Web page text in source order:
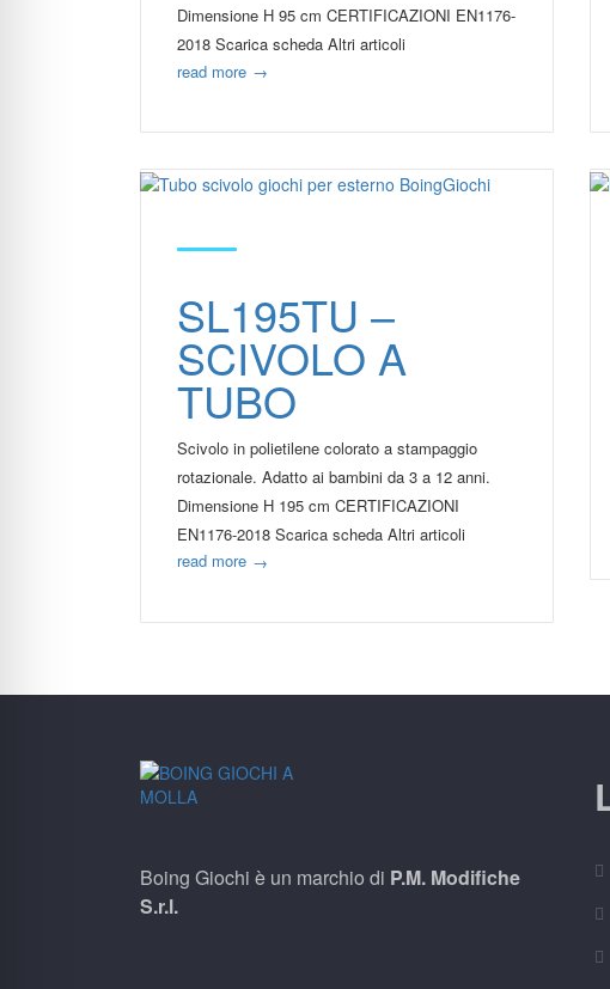
Dimensione H 95 cm CERTIFICAZIONI EN1176-
2018 Scarica scheda Altri articoli
read more →
SL195TU –
SCIVOLO A
TUBO
Scivolo in polietilene colorato a stampaggio
rotazionale. Adatto ai bambini da 3 a 12 anni.
Dimensione H 195 cm CERTIFICAZIONI
EN1176-2018 Scarica scheda Altri articoli
read more →
Boing Giochi è un marchio di P.M. Modifiche
S.r.l.